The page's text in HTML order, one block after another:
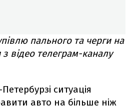
пального та черги на
відео телеграм-каналу
ситуація
авто на більше ніж